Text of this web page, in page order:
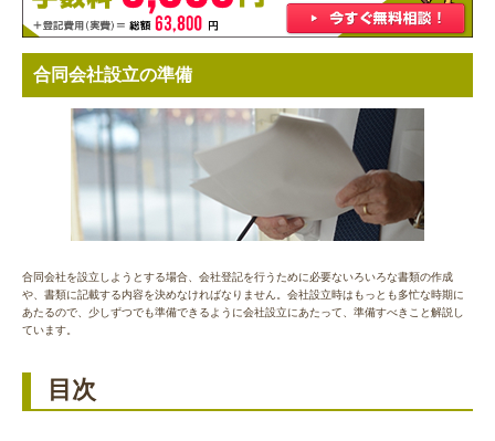
合同会社設立の準備
合同会社を設立しようとする場合、会社登記を行うために必要ないろいろな書類の作成
や、 書類に記載する内容を決めなければなりません。会社設立時はもっとも多忙な時期に
あたるので、少しずつでも準備できるように会社設立にあたって、準備すべきこと解説し
ています。
目次